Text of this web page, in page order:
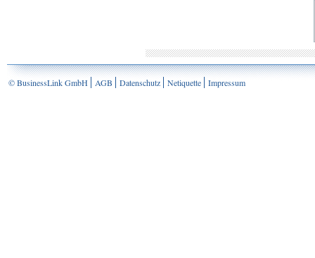
© BusinessLink GmbH AGB Datenschutz Netiquette Impressum